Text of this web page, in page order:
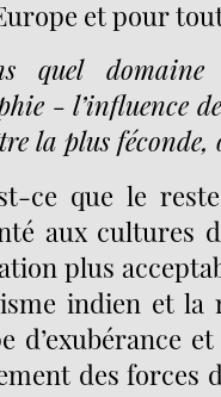
et pour
quel
- l’influence
la plus
ce que le
aux cultures
plus
indien et la
d’exubérance
des forces